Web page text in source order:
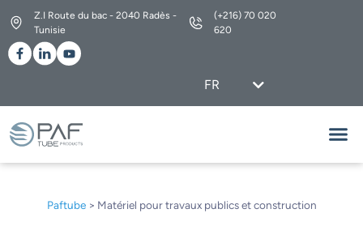
Z.I Route du bac - 2040 Radès -
Tunisie
(+216) 70 020
620
FR
EN
Paftube> Matériel pour travaux publics et construction